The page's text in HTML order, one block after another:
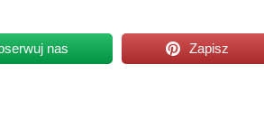
nas Zapisz